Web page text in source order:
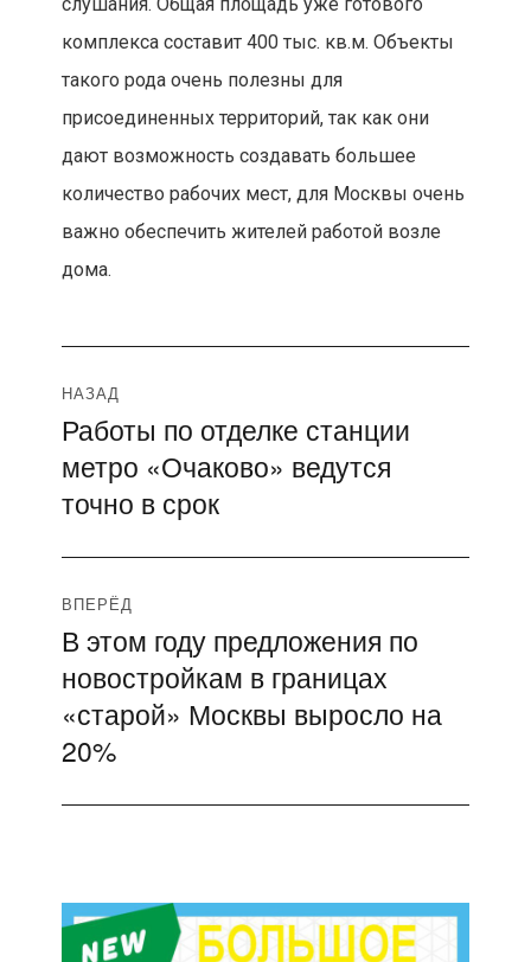
слушания. Общая площадь уже готового
комплекса составит 400 тыс. кв.м. Объекты
такого рода очень полезны для
присоединенных территорий, так как они
дают возможность создавать большее
количество рабочих мест, для Москвы очень
важно обеспечить жителей работой возле
дома.
Навигация
по
записям
НАЗАД
Предыдущая
запись:
Работы по отделке станции
метро «Очаково» ведутся
точно в срок
ВПЕРЁД
Следующая
запись:
В этом году предложения по
новостройкам в границах
«старой» Москвы выросло на
20%